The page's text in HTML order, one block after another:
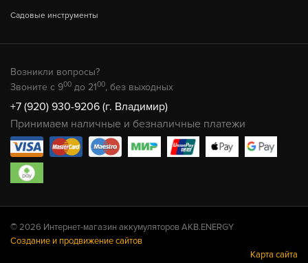
Садовые инструменты
Возникли вопросы?
Звоните с 900 до 2100, без выходных
+7 (920) 930-9206 (г. Владимир)
Принимаем наличные и безналичные платежи
© 2026 Интернет-магазин аккумуляторов AKB.ENERGY
Создание и продвижение сайтов
Карта сайта